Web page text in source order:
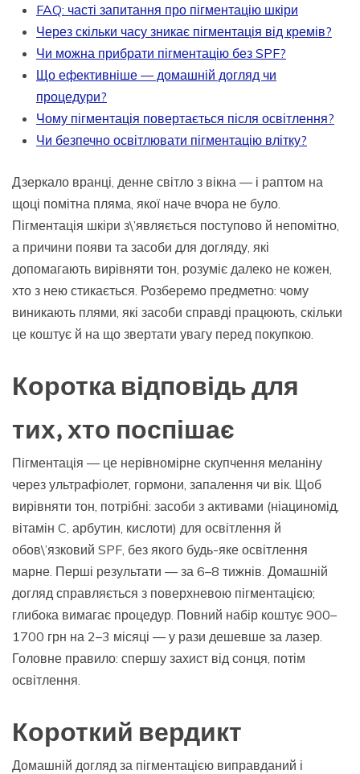
FAQ: часті запитання про пігментацію шкіри
Через скільки часу зникає пігментація від кремів?
Чи можна прибрати пігментацію без SPF?
Що ефективніше — домашній догляд чи
процедури?
Чому пігментація повертається після освітлення?
Чи безпечно освітлювати пігментацію влітку?
Дзеркало вранці, денне світло з вікна — і раптом на
щоці помітна пляма, якої наче вчора не було.
Пігментація шкіри з\’являється поступово й непомітно,
а причини появи та засоби для догляду, які
допомагають вирівняти тон, розуміє далеко не кожен,
хто з нею стикається. Розберемо предметно: чому
виникають плями, які засоби справді працюють, скільки
це коштує й на що звертати увагу перед покупкою.
Коротка відповідь для
тих, хто поспішає
Пігментація — це нерівномірне скупчення меланіну
через ультрафіолет, гормони, запалення чи вік. Щоб
вирівняти тон, потрібні: засоби з активами (ніациномід,
вітамін C, арбутин, кислоти) для освітлення й
обов\’язковий SPF, без якого будь-яке освітлення
марне. Перші результати — за 6–8 тижнів. Домашній
догляд справляється з поверхневою пігментацією;
глибока вимагає процедур. Повний набір коштує 900–
1700 грн на 2–3 місяці — у рази дешевше за лазер.
Головне правило: спершу захист від сонця, потім
освітлення.
Короткий вердикт
Домашній догляд за пігментацією виправданий і